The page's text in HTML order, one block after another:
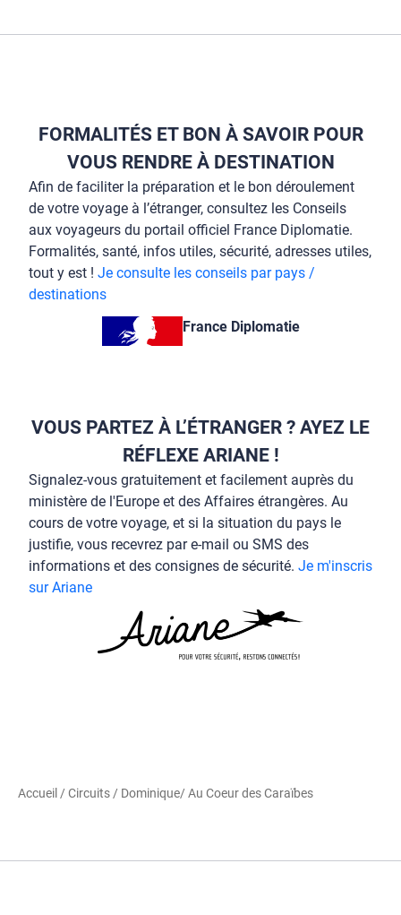
FORMALITÉS ET BON À SAVOIR POUR
VOUS RENDRE À DESTINATION
Afin de faciliter la préparation et le bon déroulement
de votre voyage à l’étranger, consultez les Conseils
aux voyageurs du portail officiel France Diplomatie.
Formalités, santé, infos utiles, sécurité, adresses utiles,
tout y est ! Je consulte les conseils par pays /
destinations
France Diplomatie
VOUS PARTEZ À L’ÉTRANGER ? AYEZ LE
RÉFLEXE ARIANE !
Signalez-vous gratuitement et facilement auprès du
ministère de l'Europe et des Affaires étrangères. Au
cours de votre voyage, et si la situation du pays le
justifie, vous recevrez par e-mail ou SMS des
informations et des consignes de sécurité. Je m'inscris
sur Ariane
Accueil /Circuits / Dominique/ Au Coeur des Caraïbes